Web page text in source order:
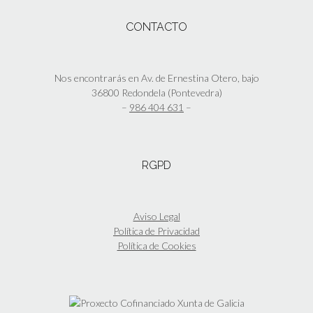
opciones
elegir
en
la
CONTACTO
Nos encontrarás en Av. de Ernestina Otero, bajo
36800 Redondela (Pontevedra)
– 986 404 631 –
RGPD
Aviso Legal
Política de Privacidad
Política de Cookies